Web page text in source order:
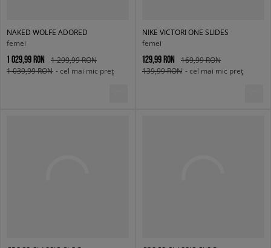
NAKED WOLFE ADORED
femei
1 029,99 RON
1 299,99 RON
1 039,99 RON - cel mai mic preț
NIKE VICTORI ONE SLIDES
femei
129,99 RON
169,99 RON
139,99 RON - cel mai mic preț